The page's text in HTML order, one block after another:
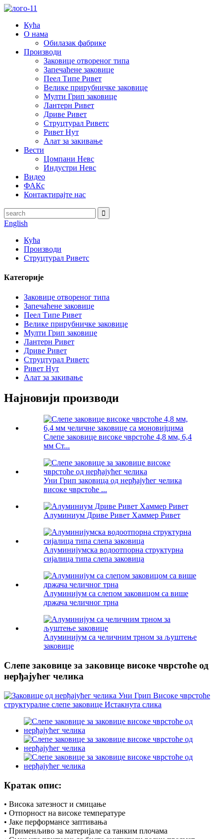
Кућа
О нама
Обилазак фабрике
Производи
Заковице отвореног типа
Запечаћене заковице
Пеел Типе Ривет
Велике прирубничке заковице
Мулти Грип заковице
Лантерн Ривет
Дриве Ривет
Струцтурал Риветс
Ривет Нут
Алат за закивање
Вести
Цомпани Невс
Индустри Невс
Видео
ФАКс
Контактирајте нас
English
Кућа
Производи
Струцтурал Риветс
Категорије
Заковице отвореног типа
Запечаћене заковице
Пеел Типе Ривет
Велике прирубничке заковице
Мулти Грип заковице
Лантерн Ривет
Дриве Ривет
Струцтурал Риветс
Ривет Нут
Алат за закивање
Најновији производи
Слепе заковице високе чврстоће 4,8 мм, 6,4
мм Ст...
Уни Грип заковица од нерђајућег челика
високе чврстоће ...
Алуминиум Дриве Ривет Хаммер Ривет
Алуминијумска водоотпорна структурна
сијалица типа слепа заковица
Алуминијум са слепом заковицом са више
држача челичног трна
Алуминијум са челичним трном за љуштење
заковице
Слепе заковице за заковице високе чврстоће од
нерђајућег челика
Кратак опис:
• Висока затезност и смицање
• Отпорност на високе температуре
• Јаке перформансе заптивања
• Применљиво за материјале са танким плочама